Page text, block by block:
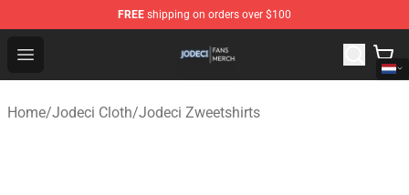
FREE shipping on orders over $100
Open menu
Jodeci Shop - Official Jodeci Merchandise Store
Home/Jodeci Cloth/Jodeci Zweetshirts